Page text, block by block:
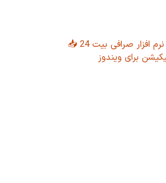
راهنمای دانلود نرم افزار صرافی بیت 24 📥
برای ویندوز